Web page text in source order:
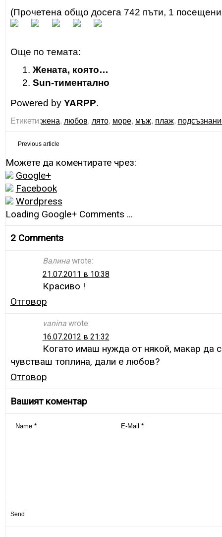
(Прочетена общо досега 742 пъти, 1
Още по темата:
Жената, която…
Sun-тиментално
Powered by YARPP.
Етикети:жена, любов, лято, море, мъж, плаж,
Previous article
Можете да коментирате чрез:
Google+
Facebook
Wordpress
Loading Google+ Comments ...
2 Comments
Валина wrote:
21.07.2011 в 10:38
Красиво !
Отговор
vanina wrote:
16.07.2012 в 21:32
Когато имаш нужда от някой, макар да
чувстваш топлина, дали е любов?
Отговор
Вашият коментар